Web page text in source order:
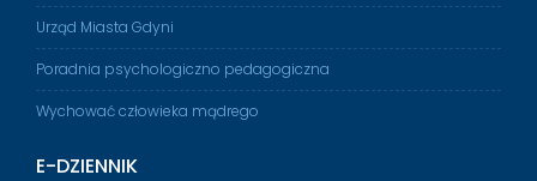
Urząd Miasta Gdyni
Poradnia psychologiczno pedagogiczna
Wychować człowieka mądrego
E-DZIENNIK